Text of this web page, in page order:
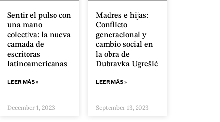
Sentir el pulso con
una mano
colectiva: la nueva
camada de
escritoras
latinoamericanas
LEER MÁS »
December 1, 2023
Madres e hijas:
Conflicto
generacional y
cambio social en
la obra de
Dubravka Ugrešić
LEER MÁS »
September 13, 2023